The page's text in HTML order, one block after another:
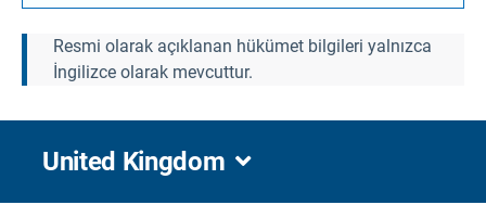
Resmi olarak açıklanan hükümet bilgileri yalnızca
İngilizce olarak mevcuttur.
United Kingdom